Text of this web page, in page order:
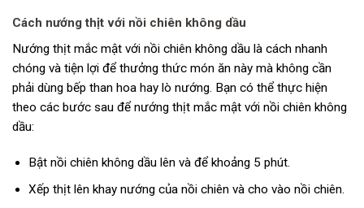
Cách nướng thịt với nồi chiên không dầu
Nướng thịt mắc mật với nồi chiên không dầu là cách nhanh
chóng và tiện lợi để thưởng thức món ăn này mà không cần
phải dùng bếp than hoa hay lò nướng. Bạn có thể thực hiện
theo các bước sau để nướng thịt mắc mật với nồi chiên không
dầu:
Bật nồi chiên không dầu lên và để khoảng 5 phút.
Xếp thịt lên khay nướng của nồi chiên và cho vào nồi chiên.